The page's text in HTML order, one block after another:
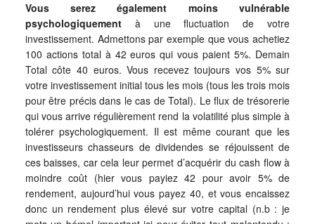
Vous serez également moins vulnérable
psychologiquement à une fluctuation de votre
investissement. Admettons par exemple que vous achetiez
100 actions total à 42 euros qui vous paient 5%. Demain
Total côte 40 euros. Vous recevez toujours vos 5% sur
votre investissement initial tous les mois (tous les trois mois
pour être précis dans le cas de Total). Le flux de trésorerie
qui vous arrive régulièrement rend la volatilité plus simple à
tolérer psychologiquement. Il est même courant que les
investisseurs chasseurs de dividendes se réjouissent de
ces baisses, car cela leur permet d’acquérir du cash flow à
moindre coût (hier vous payiez 42 pour avoir 5% de
rendement, aujourd’hui vous payez 40, et vous encaissez
donc un rendement plus élevé sur votre capital (n.b : je